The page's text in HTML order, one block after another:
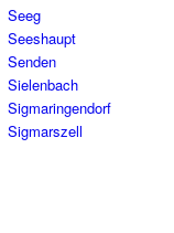
Seeg
Seeshaupt
Senden
Sielenbach
Sigmaringendorf
Sigmarszell